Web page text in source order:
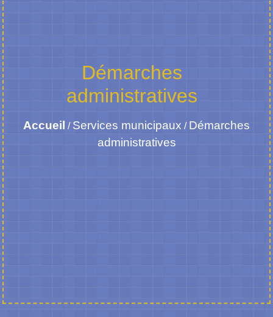
Démarches
administratives
Accueil / Services municipaux / Démarches
administratives